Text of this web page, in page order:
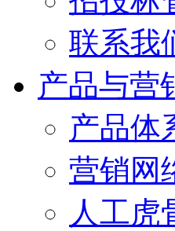
联系我
产品与营
产品体
营销网
人工虎